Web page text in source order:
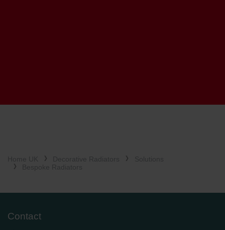
Contact